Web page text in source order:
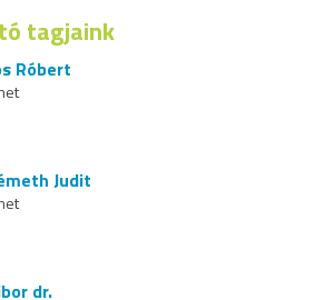
tagjaink
Róbert
Judit
dr.